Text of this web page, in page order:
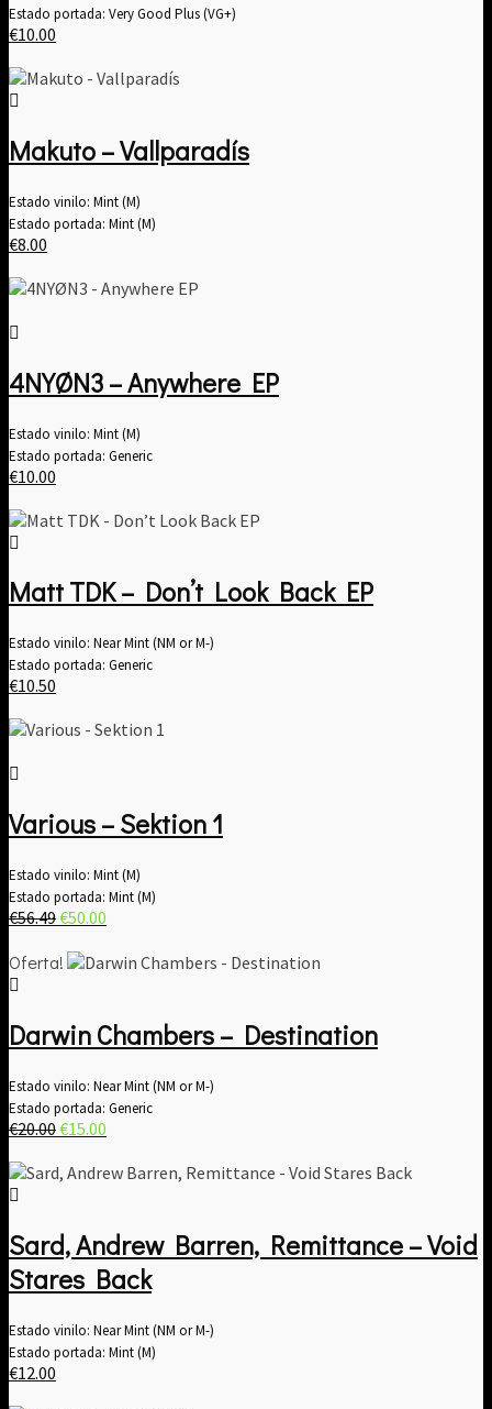
Estado portada: Very Good Plus (VG+)
€10.00
Makuto – Vallparadís
Estado vinilo: Mint (M)
Estado portada: Mint (M)
€8.00
4NYØN3 – Anywhere EP
Estado vinilo: Mint (M)
Estado portada: Generic
€10.00
Matt TDK – Don’t Look Back EP
Estado vinilo: Near Mint (NM or M-)
Estado portada: Generic
€10.50
Various – Sektion 1
Estado vinilo: Mint (M)
Estado portada: Mint (M)
€56.49El
original
€50.00
actual
Oferta!
Darwin Chambers – Destination
Estado vinilo: Near Mint (NM or M-)
Estado portada: Generic
€20.00El
original
€15.00
actual
Sard, Andrew Barren, Remittance – Void
Stares Back
Estado vinilo: Near Mint (NM or M-)
Estado portada: Mint (M)
€12.00